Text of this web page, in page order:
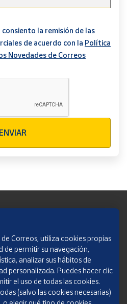
la remisión de las
de acuerdo con la Política
Novedades de Correos
ENVIAR
Correos, utiliza cookies propias
de permitir su navegación,
analizar sus hábitos de
personalizada. Puedes hacer clic
el uso de todas las cookies.
(salvo las cookies necesarias)